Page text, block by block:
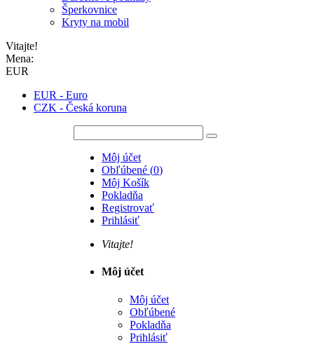
Šperkovnice
Kryty na mobil
Vitajte!
Mena:
EUR
EUR - Euro
CZK - Česká koruna
Môj účet
Obľúbené (0)
Môj Košík
Pokladňa
Registrovať
Prihlásiť
Vitajte!
Môj účet
Môj účet
Obľúbené
Pokladňa
Prihlásiť